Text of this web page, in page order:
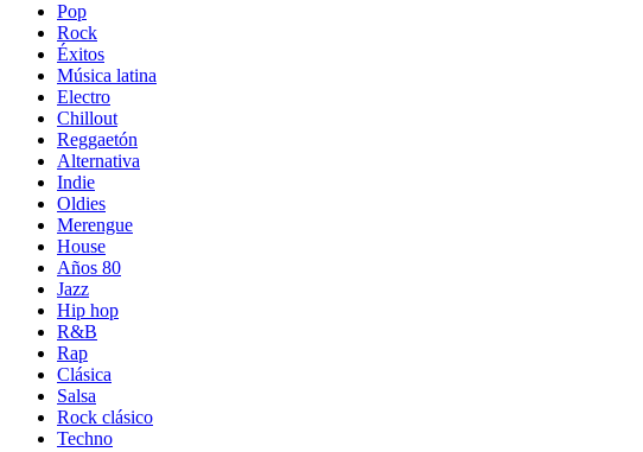
Pop
Rock
Éxitos
Música latina
Electro
Chillout
Reggaetón
Alternativa
Indie
Oldies
Merengue
House
Años 80
Jazz
Hip hop
R&B
Rap
Clásica
Salsa
Rock clásico
Techno